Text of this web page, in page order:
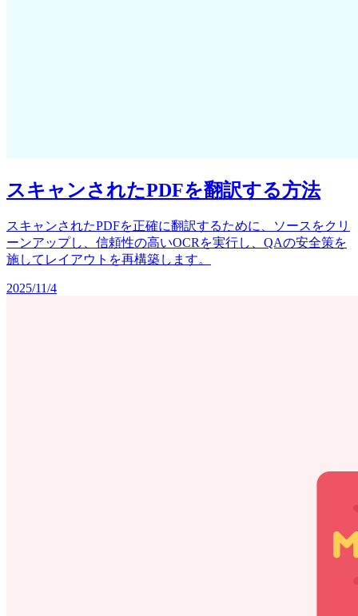
スキャンされたPDFを翻訳する方法
スキャンされたPDFを正確に翻訳するために、ソースをクリ
ーンアップし、信頼性の高いOCRを実行し、QAの安全策を
施してレイアウトを再構築します。
2025/11/4